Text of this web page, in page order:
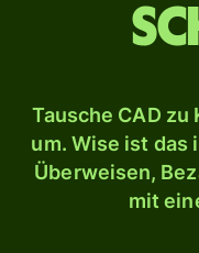
Tausche CAD
um. Wise ist das
Überweisen,
mit